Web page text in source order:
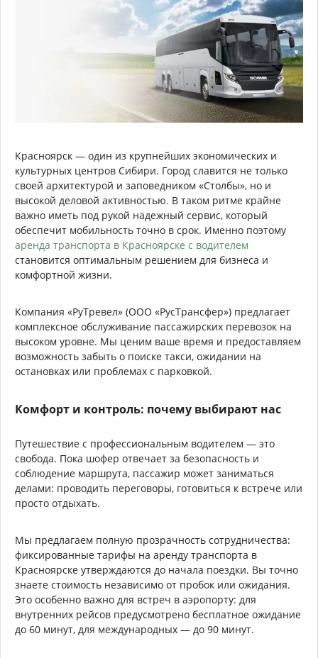
Красноярск — один из крупнейших экономических и
культурных центров Сибири. Город славится не только
своей архитектурой и заповедником «Столбы», но и
высокой деловой активностью. В таком ритме крайне
важно иметь под рукой надежный сервис, который
обеспечит мобильность точно в срок. Именно поэтому
аренда транспорта в Красноярске с водителем
становится оптимальным решением для бизнеса и
комфортной жизни.
Компания «РуТревел» (ООО «РусТрансфер») предлагает
комплексное обслуживание пассажирских перевозок на
высоком уровне. Мы ценим ваше время и предоставляем
возможность забыть о поиске такси, ожидании на
остановках или проблемах с парковкой.
Комфорт и контроль: почему выбирают нас
Путешествие с профессиональным водителем — это
свобода. Пока шофер отвечает за безопасность и
соблюдение маршрута, пассажир может заниматься
делами: проводить переговоры, готовиться к встрече или
просто отдыхать.
Мы предлагаем полную прозрачность сотрудничества:
фиксированные тарифы на аренду транспорта в
Красноярске утверждаются до начала поездки. Вы точно
знаете стоимость независимо от пробок или ожидания.
Это особенно важно для встреч в аэропорту: для
внутренних рейсов предусмотрено бесплатное ожидание
до 60 минут, для международных — до 90 минут.